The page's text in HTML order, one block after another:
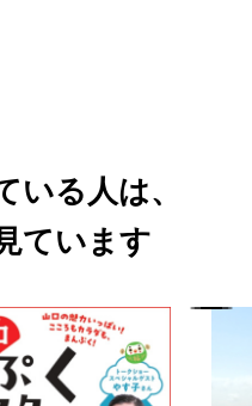
いる人は、
ています